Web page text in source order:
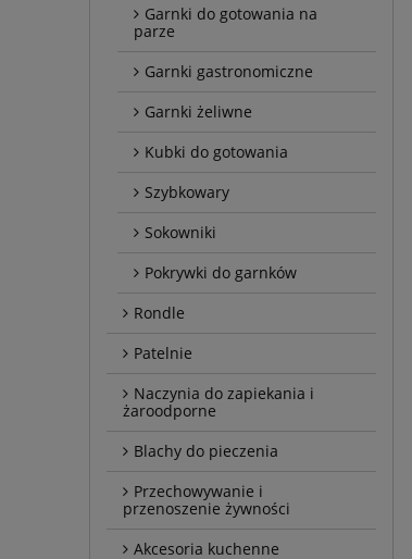
Garnki do gotowania na
parze
Garnki gastronomiczne
Garnki żeliwne
Kubki do gotowania
Szybkowary
Sokowniki
Pokrywki do garnków
Rondle
Patelnie
Naczynia do zapiekania i
żaroodporne
Blachy do pieczenia
Przechowywanie i
przenoszenie żywności
Akcesoria kuchenne